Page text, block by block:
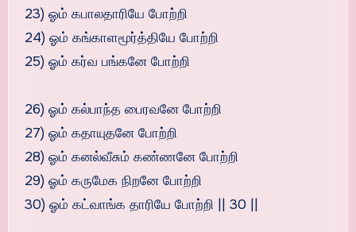
23) ஓம் கபாலதாரியே போற்றி
24) ஓம் கங்காளமூர்த்தியே போற்றி
25) ஓம் கர்வ பங்கனே போற்றி
26) ஓம் கல்பாந்த பைரவனே போற்றி
27) ஓம் கதாயுதனே போற்றி
28) ஓம் கனல்வீசும் கண்ணனே போற்றி
29) ஓம் கருமேக நிறனே போற்றி
30) ஓம் கட்வாங்க தாரியே போற்றி || 30 ||